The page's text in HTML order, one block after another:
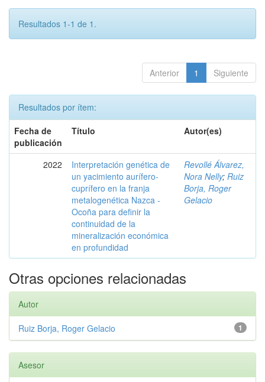
Resultados 1-1 de 1.
Anterior 1 Siguiente
Resultados por ítem:
Fecha de
publicación
Título Autor(es)
2022
Interpretación genética de
un yacimiento aurífero-
cuprífero en la franja
metalogenética Nazca -
Ocoña para definir la
continuidad de la
mineralización económica
en profundidad
Revollé Álvarez,
Nora Nelly; Ruiz
Borja, Roger
Gelacio
Otras opciones relacionadas
Autor
1
Ruiz Borja, Roger Gelacio
Asesor